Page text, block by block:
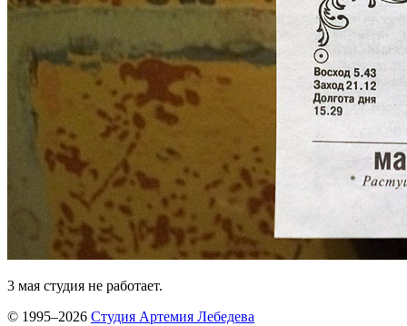
3 мая студия не работает.
© 1995–2026 Студия Артемия Лебедева